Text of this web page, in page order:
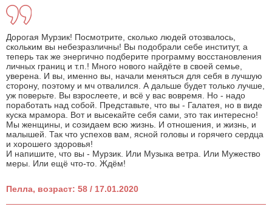
Дорогая Мурзик! Посмотрите, сколько людей отозвалось,
скольким вы небезразличны! Вы подобрали себе институт, а
теперь так же энергично подберите программу восстановления
личных границ и т.п.! Много нового найдёте в своей семье,
уверена. И вы, именно вы, начали меняться для себя в лучшую
сторону, поэтому и мч отвалился. А дальше будет только лучше,
уж поверьте. Вы взрослеете, и всё у вас вовремя. Но - надо
поработать над собой. Представьте, что вы - Галатея, но в виде
куска мрамора. Вот и высекайте себя сами, это так интересно!
Мы женщины, и созидаем всю жизнь. И отношения, и жизнь, и
малышей. Так что успехов вам, ясной головы и горячего сердца
и хорошего здоровья!
И напишите, что вы - Мурзик. Или Музыка ветра. Или Мужество
меры. Или ещё что-то. Ждём!
Пелла, возраст: 58 / 17.01.2020